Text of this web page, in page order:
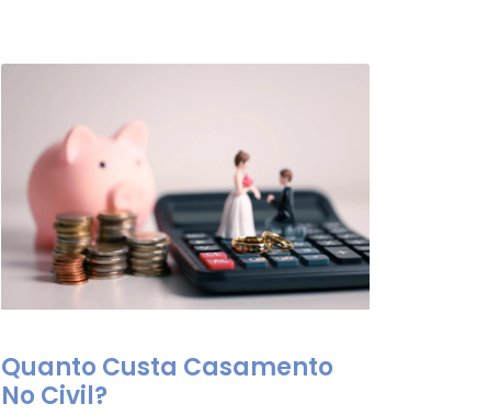
Quanto Custa Casamento
No Civil?